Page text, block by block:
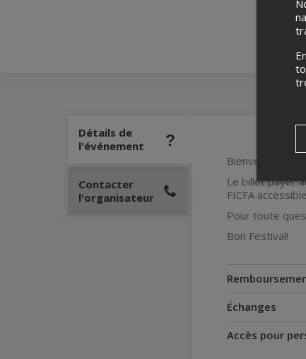
Détails de
l'événement
Bienvenue à la
Le billet payer
FICFA
Pour toute
Bon Festival!
Échanges
Accès pour
Contacter
l'organisateur